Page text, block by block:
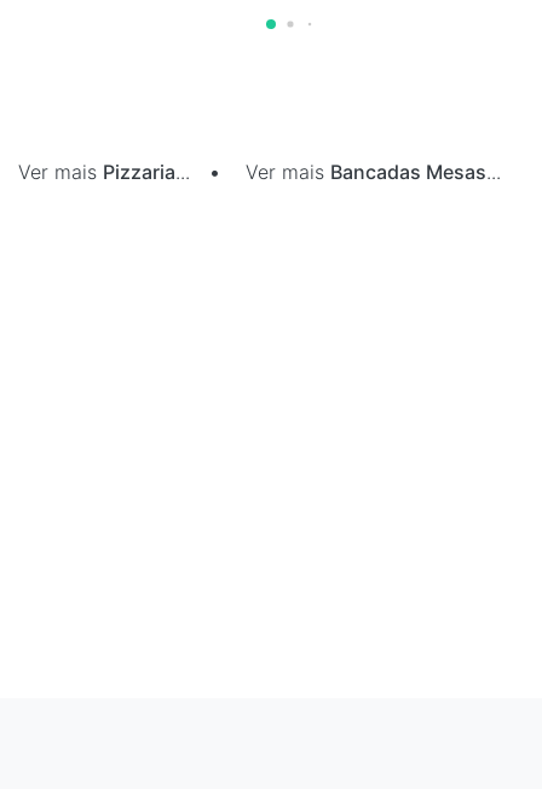
Ver mais Pizzaria... • Ver mais Bancadas Mesas...